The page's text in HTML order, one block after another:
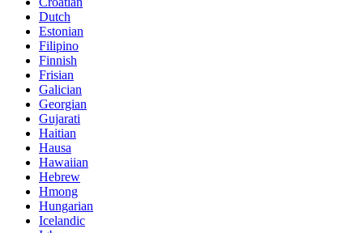
Dutch
Estonian
Filipino
Finnish
Frisian
Galician
Georgian
Gujarati
Haitian
Hausa
Hawaiian
Hebrew
Hmong
Hungarian
Icelandic